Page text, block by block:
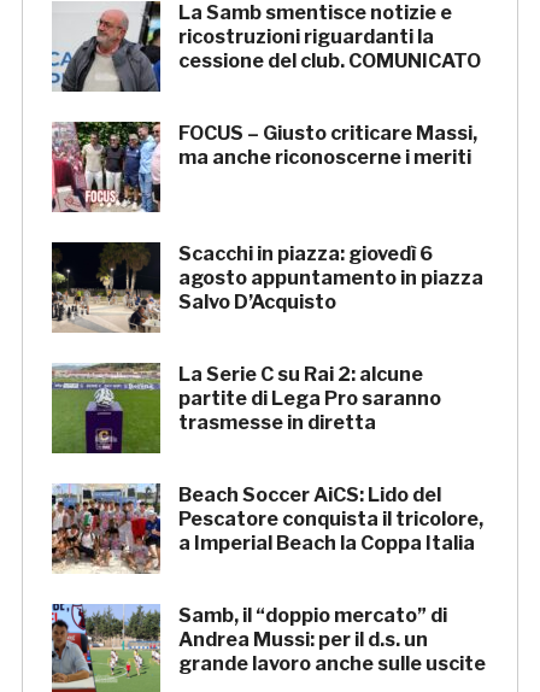
La Samb smentisce notizie e
ricostruzioni riguardanti la
cessione del club. COMUNICATO
FOCUS – Giusto criticare Massi,
ma anche riconoscerne i meriti
Scacchi in piazza: giovedì 6
agosto appuntamento in piazza
Salvo D’Acquisto
La Serie C su Rai 2: alcune
partite di Lega Pro saranno
trasmesse in diretta
Beach Soccer AiCS: Lido del
Pescatore conquista il tricolore,
a Imperial Beach la Coppa Italia
Samb, il “doppio mercato” di
Andrea Mussi: per il d.s. un
grande lavoro anche sulle uscite